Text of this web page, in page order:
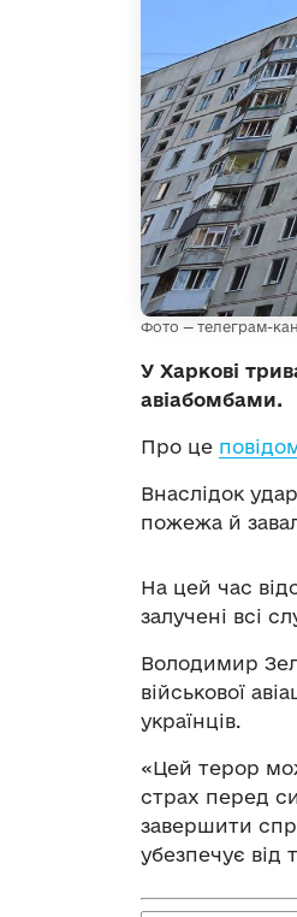
Фото — телеграм-
У Харкові
авіабомбами.
Про це
Внаслідок
пожежа й
На цей час
залучені всі
Володимир
військової
українців.
«Цей терор
страх перед
завершити
убезпечує від